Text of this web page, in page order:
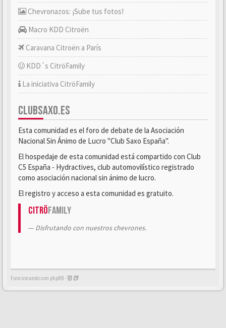
Chevronazos: ¡Sube tus fotos!
Macro KDD Citroën
Caravana Citroën a París
KDD´s CitröFamily
La iniciativa CitröFamily
CLUBSAXO.ES
Esta comunidad es el foro de debate de la Asociación
Nacional Sin Ánimo de Lucro "Club Saxo España".
El hospedaje de esta comunidad está compartido con Club
C5 España - Hydractives, club automovilístico registrado
como asociación nacional sin ánimo de lucro.
El registro y acceso a esta comunidad es gratuito.
CitröFamily
Disfrutando con nuestros chevrones.
Funcionando con phpBB -